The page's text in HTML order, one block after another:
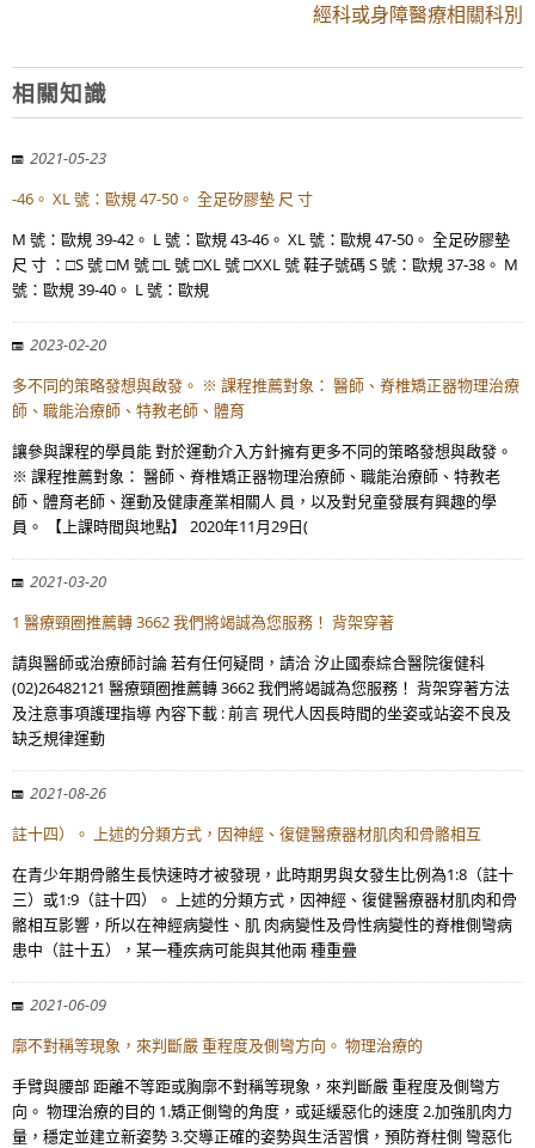
經科或身障醫療相關科別
相關知識
2021-05-23
-46。 XL 號：歐規 47-50。 全足矽膠墊 尺 寸
M 號：歐規 39-42。 L 號：歐規 43-46。 XL 號：歐規 47-50。 全足矽膠墊
尺 寸 ：□S 號 □M 號 □L 號 □XL 號 □XXL 號 鞋子號碼 S 號：歐規 37-38。 M
號：歐規 39-40。 L 號：歐規
2023-02-20
多不同的策略發想與啟發。 ※ 課程推薦對象： 醫師、脊椎矯正器物理治療
師、職能治療師、特教老師、體育
讓參與課程的學員能 對於運動介入方針擁有更多不同的策略發想與啟發。
※ 課程推薦對象： 醫師、脊椎矯正器物理治療師、職能治療師、特教老
師、體育老師、運動及健康產業相關人 員，以及對兒童發展有興趣的學
員。 【上課時間與地點】 2020年11月29日(
2021-03-20
1 醫療頸圈推薦轉 3662 我們將竭誠為您服務！ 背架穿著
請與醫師或治療師討論 若有任何疑問，請洽 汐止國泰綜合醫院復健科
(02)26482121 醫療頸圈推薦轉 3662 我們將竭誠為您服務！ 背架穿著方法
及注意事項護理指導 內容下載 : 前言 現代人因長時間的坐姿或站姿不良及
缺乏規律運動
2021-08-26
註十四）。 上述的分類方式，因神經、復健醫療器材肌肉和骨骼相互
在青少年期骨骼生長快速時才被發現，此時期男與女發生比例為1:8（註十
三）或1:9（註十四）。 上述的分類方式，因神經、復健醫療器材肌肉和骨
骼相互影響，所以在神經病變性、肌 肉病變性及骨性病變性的脊椎側彎病
患中（註十五），某一種疾病可能與其他兩 種重疊
2021-06-09
廓不對稱等現象，來判斷嚴 重程度及側彎方向。 物理治療的
手臂與腰部 距離不等距或胸廓不對稱等現象，來判斷嚴 重程度及側彎方
向。 物理治療的目的 1.矯正側彎的角度，或延緩惡化的速度 2.加強肌肉力
量，穩定並建立新姿勢 3.交導正確的姿勢與生活習慣，預防脊柱側 彎惡化